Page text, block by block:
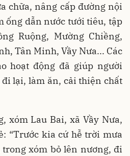
chữa, nâng cấp đường nội
ống dẫn nước tưới tiêu, tập
Ruộng, Mường Chiềng,
Tân Minh, Vầy Nưa... Các
hoạt động đã giúp người
lại, làm ăn, cải thiện chất
xóm Lau Bai, xã Vầy Nưa,
“Trước kia cứ hễ trời mưa
xóm bỏ lên nương, đi